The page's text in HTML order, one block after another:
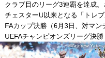
クラブ目のリーグ3連覇を達成
チェスターU以来となる「トレ
FAカップ決勝（6月3日、対マン
UEFAチャンピオンズリーグ決
©Andrew Yates